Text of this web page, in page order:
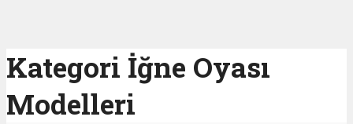
Kategori İğne Oyası
Modelleri